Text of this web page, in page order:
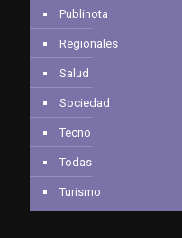
Publinota
Regionales
Salud
Sociedad
Tecno
Todas
Turismo